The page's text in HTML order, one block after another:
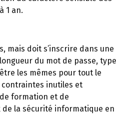
1 an.
mais doit s’inscrire dans une
du mot de passe, type
les mêmes pour tout le
contraintes inutiles et
formation et de
de la sécurité informatique en